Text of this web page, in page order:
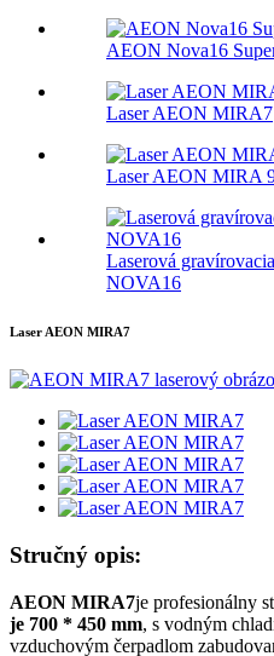
AEON Nova16
Laser AEON MIRA7
Laser AEON MIRA
Laserová
NOVA16
Laser AEON MIRA7
Stručný opis:
AEON MIRA7je profesionálny
je 700 * 450 mm, s vodným
vzduchovým čerpadlom